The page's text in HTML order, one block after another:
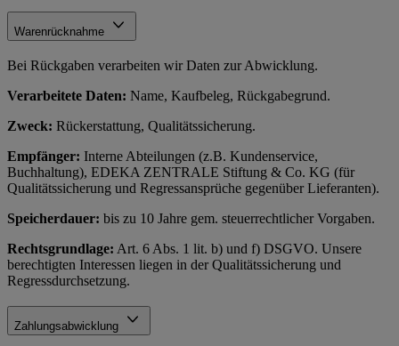
Warenrücknahme
Bei Rückgaben verarbeiten wir Daten zur Abwicklung.
Verarbeitete Daten: Name, Kaufbeleg, Rückgabegrund.
Zweck: Rückerstattung, Qualitätssicherung.
Empfänger: Interne Abteilungen (z.B. Kundenservice,
Buchhaltung), EDEKA ZENTRALE Stiftung & Co. KG (für
Qualitätssicherung und Regressansprüche gegenüber Lieferanten).
Speicherdauer: bis zu 10 Jahre gem. steuerrechtlicher Vorgaben.
Rechtsgrundlage: Art. 6 Abs. 1 lit. b) und f) DSGVO. Unsere
berechtigten Interessen liegen in der Qualitätssicherung und
Regressdurchsetzung.
Zahlungsabwicklung